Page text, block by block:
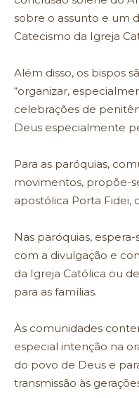
sobre o assunto e um
Catecismo da Igreja
Além disso, os bispos
“organizar,
celebrações de
Deus especialmente
Para as paróquias,
movimentos, propõe-
apostólica Porta Fidei,
Nas paróquias,
com a divulgação e
da Igreja Católica ou
para as famílias.
Às comunidades
especial intenção na
do povo de Deus e
transmissão às